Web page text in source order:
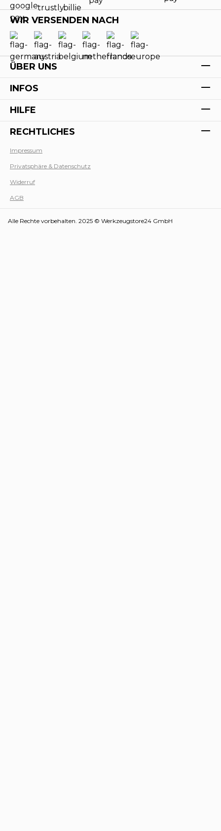
WIR VERSENDEN NACH
ÜBER UNS
INFOS
HILFE
RECHTLICHES
Impressum
Privatsphäre & Datenschutz
Widerruf
AGB
Alle Rechte vorbehalten. 2025 © Werkzeugstore24 GmbH